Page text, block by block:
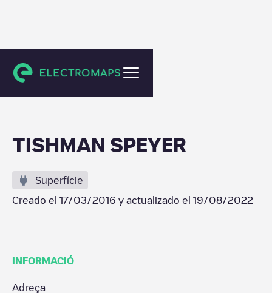
Alexandria
TISHMAN SPEYER
Superfície
Creado el 17/03/2016 y actualizado el 19/08/2022
INFORMACIÓ
Adreça